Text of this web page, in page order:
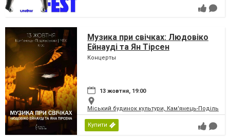
Музика при свічках: Людовіко
Ейнауді та Ян Тірсен
Концерты
13 жовтня, 19:00
Міський будинок культури, Кам'янець-
Купити